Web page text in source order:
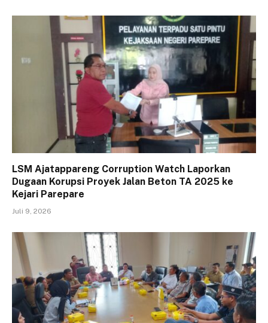
LSM Ajatappareng Corruption Watch Laporkan
Dugaan Korupsi Proyek Jalan Beton TA 2025 ke
Kejari Parepare
Juli 9, 2026